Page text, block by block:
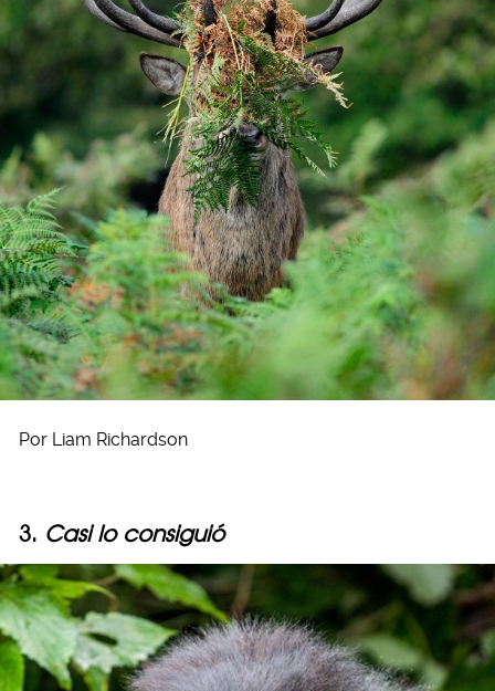
Por Liam Richardson
3. Casi lo consiguió